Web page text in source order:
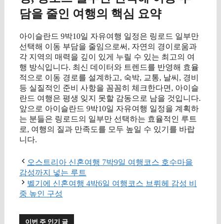
담을 줄인 여행의 핵심 요약
아이슬란드 9박10일 자유여행 일정은 링로드 일부만
선택해 이동 부담을 줄임으로써, 자연의 경이로움과
각 지역의 매력을 깊이 있게 누릴 수 있는 최고의 여
행 방식입니다. 최신 데이터와 트렌드를 반영해 효율
적으로 이동 경로를 설계하고, 숙박, 교통, 날씨, 경비
등 실질적인 준비 사항을 꼼꼼히 체크한다면, 아이슬
란드 여행은 평생 잊지 못할 감동으로 남을 것입니다.
앞으로 아이슬란드 9박10일 자유여행 일정을 계획하
는 분들은 링로드의 일부만 선택하는 효율적인 루트
로, 여행의 질과 만족도를 모두 높일 수 있기를 바랍
니다.
오스트리아 신혼여행 7박9일 여행코스 호수마을
감성까지 넣는 루트
벨기에 신혼여행 4박6일 여행코스 브뤼헤 감성 비
중 높인 구성
이번 주 인기 글